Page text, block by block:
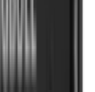
Tân Sơn Hòa,